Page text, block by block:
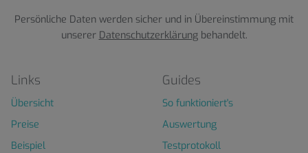
Links
Übersicht
Preise
Beispiel
Guides
So funktioniert's
Auswertung
Testprotokoll
Persönliche Daten werden sicher und in Übereinstimmung mit
unserer Datenschutzerklärungbehandelt.